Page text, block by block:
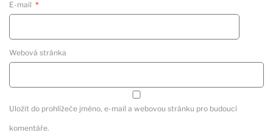
E-mail *
Webová stránka
Uložit do prohlížeče jméno, e-mail a webovou stránku pro budoucí
komentáře.